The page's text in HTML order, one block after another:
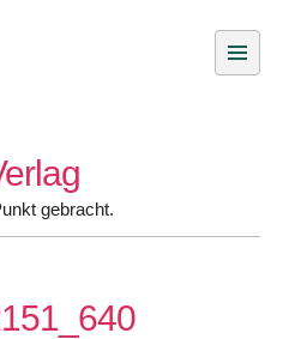
gebracht.